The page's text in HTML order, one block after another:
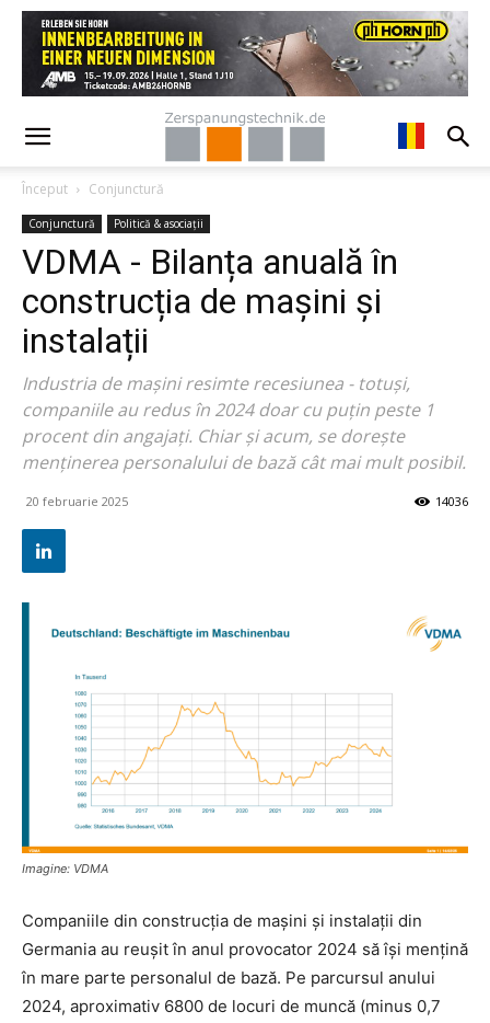
Început Conjunctură
Conjunctură Politică & asociații
VDMA - Bilanța anuală în
construcția de mașini și
instalații
Industria de mașini resimte recesiunea - totuși,
companiile au redus în 2024 doar cu puțin peste 1
procent din angajați. Chiar și acum, se dorește
menținerea personalului de bază cât mai mult posibil.
20 februarie 2025 14036
Imagine: VDMA
Companiile din construcția de mașini și instalații din
Germania au reușit în anul provocator 2024 să își mențină
în mare parte personalul de bază. Pe parcursul anului
2024, aproximativ 6800 de locuri de muncă (minus 0,7